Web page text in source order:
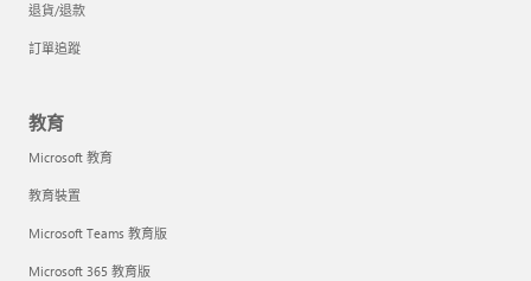
退貨/退款
訂單追蹤
教育
Microsoft 教育
教育裝置
Microsoft Teams 教育版
Microsoft 365 教育版